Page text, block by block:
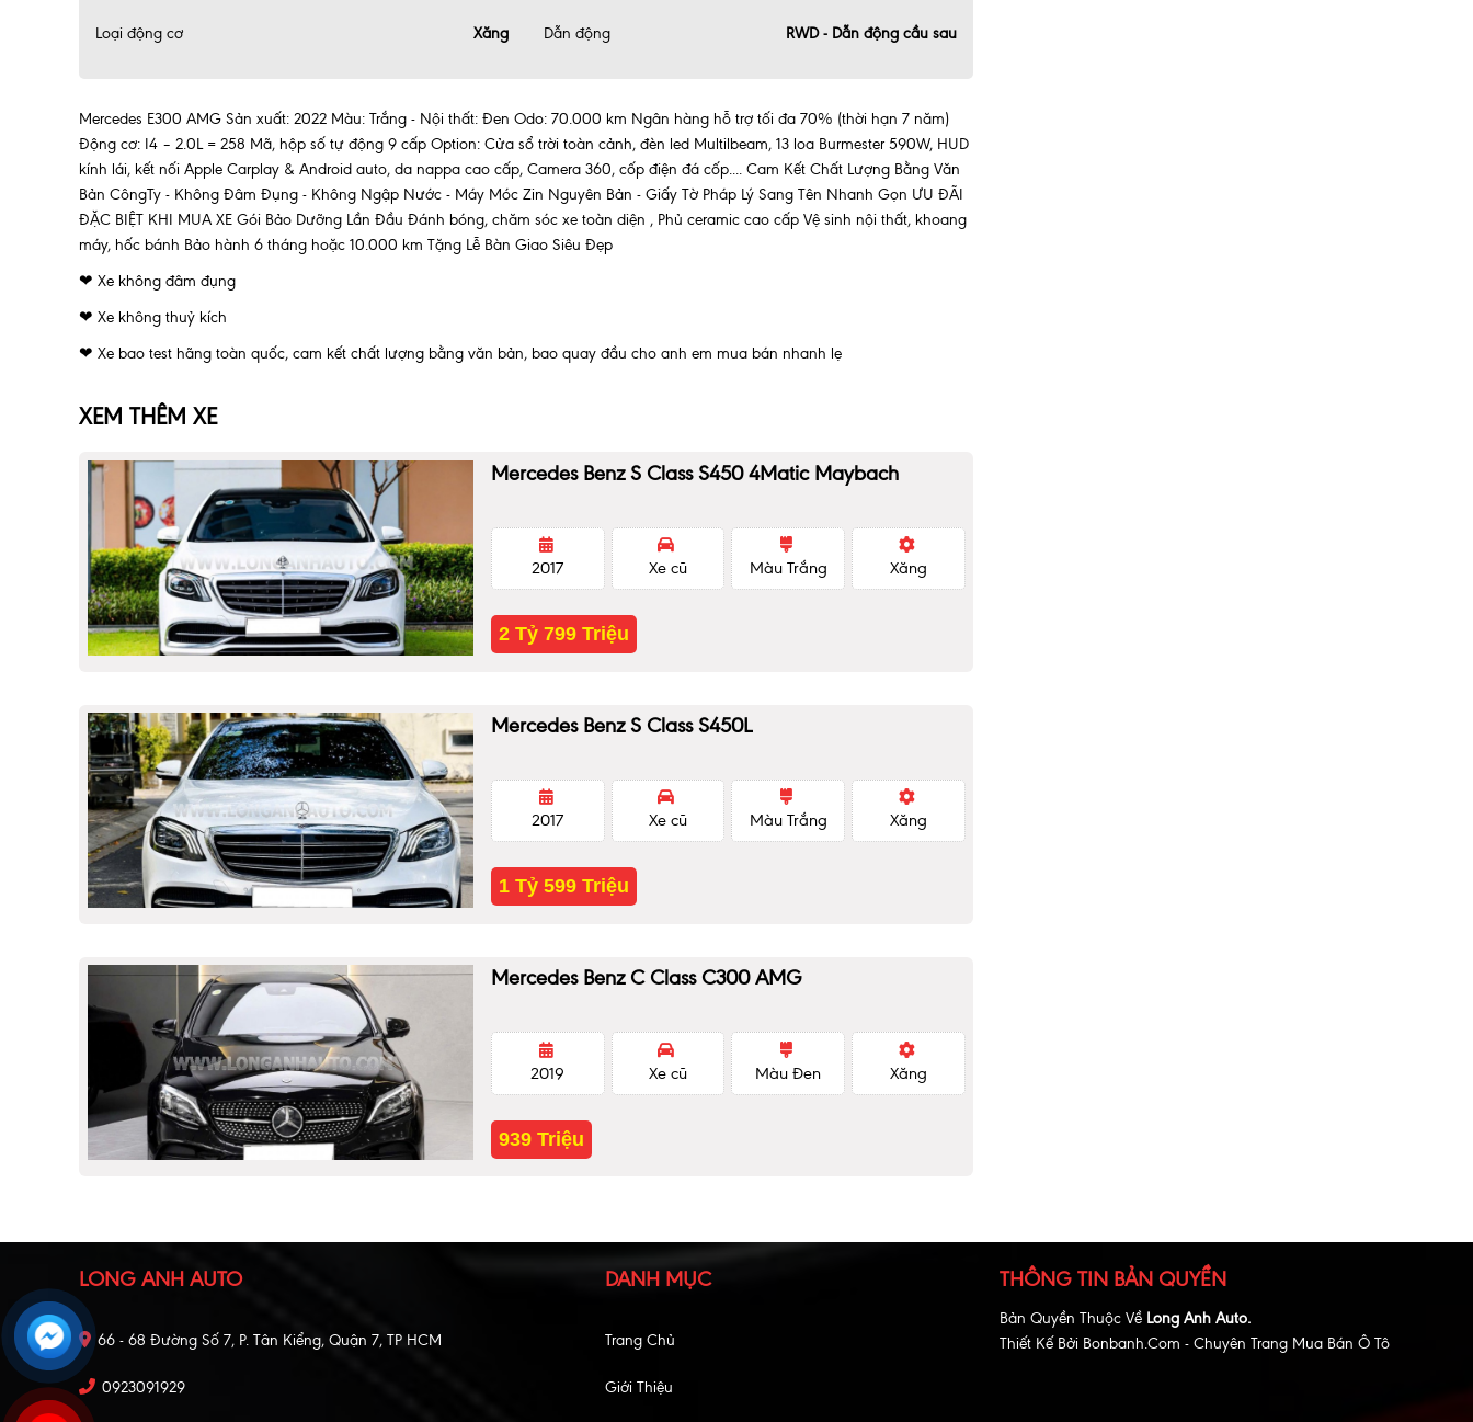
Loại động cơ Xăng Dẫn động RWD - Dẫn động cầu sau
Mercedes E300 AMG Sản xuất: 2022 Màu: Trắng - Nội thất: Đen Odo: 70.000 km Ngân hàng hỗ trợ tối đa 70% (thời hạn 7 năm)
Động cơ: I4 – 2.0L = 258 Mã, hộp số tự động 9 cấp Option: Cửa sổ trời toàn cảnh, đèn led Multilbeam, 13 loa Burmester 590W, HUD
kính lái, kết nối Apple Carplay & Android auto, da nappa cao cấp, Camera 360, cốp điện đá cốp.... Cam Kết Chất Lượng Bằng Văn
Bản CôngTy - Không Đâm Đụng - Không Ngập Nước - Máy Móc Zin Nguyên Bản - Giấy Tờ Pháp Lý Sang Tên Nhanh Gọn ƯU ĐÃI
ĐẶC BIỆT KHI MUA XE Gói Bảo Dưỡng Lần Đầu Đánh bóng, chăm sóc xe toàn diện , Phủ ceramic cao cấp Vệ sinh nội thất, khoang
máy, hốc bánh Bảo hành 6 tháng hoặc 10.000 km Tặng Lễ Bàn Giao Siêu Đẹp
❤ Xe không đâm đụng
❤ Xe không thuỷ kích
❤ Xe bao test hãng toàn quốc, cam kết chất lượng bằng văn bản, bao quay đầu cho anh em mua bán nhanh lẹ
XEM THÊM XE
Mercedes Benz S Class S450 4Matic Maybach
2017 Xe cũ Màu Trắng Xăng
2 Tỷ 799 Triệu
Mercedes Benz S Class S450L
2017 Xe cũ Màu Trắng Xăng
1 Tỷ 599 Triệu
Mercedes Benz C Class C300 AMG
2019 Xe cũ Màu Đen Xăng
939 Triệu
LONG ANH AUTO
66 - 68 Đường Số 7, P. Tân Kiểng, Quận 7, TP HCM
0923091929
DANH MỤC
Trang Chủ
Giới Thiệu
THÔNG TIN BẢN QUYỀN
Bản Quyền Thuộc Về Long Anh Auto.
Thiết Kế Bởi Bonbanh.com - Chuyên Trang Mua Bán Ô Tô